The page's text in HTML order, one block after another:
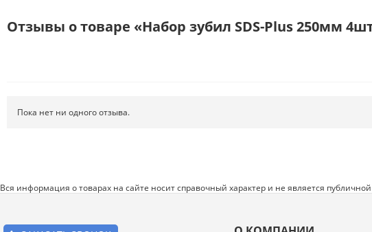
Спецодежда и СИЗ
Отзывы о товаре «Набор зубил SDS-Plus 250мм
Пока нет ни одного отзыва.
Вся информация о товарах на сайте носит справочный характер и не является